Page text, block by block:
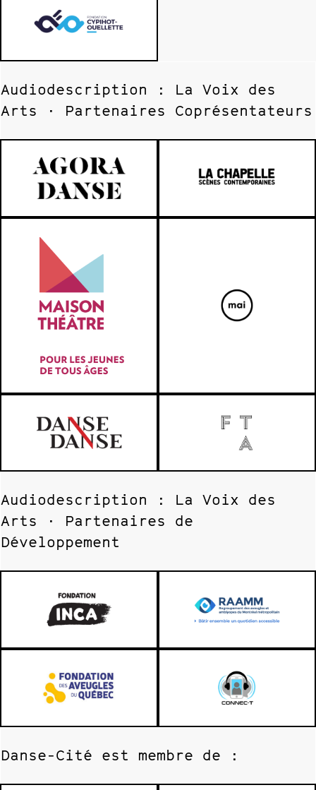
Audiodescription : La Voix des
Arts · Partenaires Coprésentateurs
Audiodescription : La Voix des
Arts · Partenaires de
Développement
Danse-Cité est membre de :